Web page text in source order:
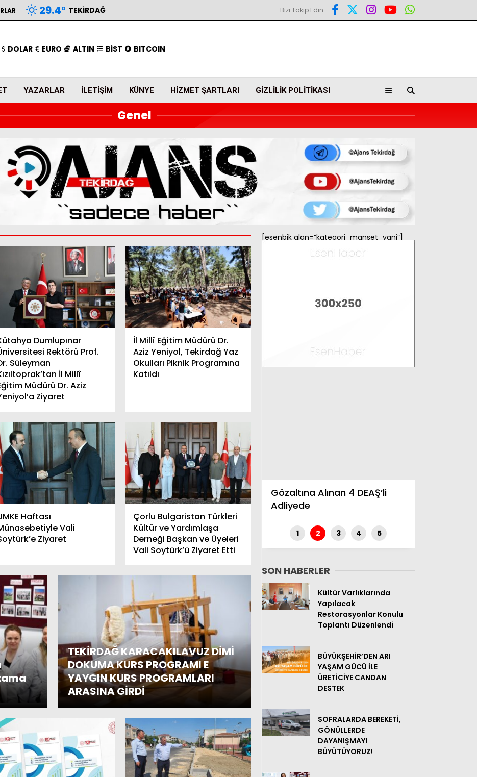
29.4° TEKIRDAĞ Bizi Takip Edin
DOLAR EURO ALTIN BİST BITCOIN
YAZARLAR İLETIŞIM KÜNYE HIZMET ŞARTLARI GIZLILIK POLITIKASI
Genel
Dumlupınar
Rektörü Prof.
Süleyman
İl Millî
Müdürü Dr. Aziz
Ziyaret
İl Millî Eğitim Müdürü Dr.
Aziz Yeniyol, Tekirdağ Yaz
Okulları Piknik Programına
Katıldı
Haftası
Vali
Ziyaret
Çorlu Bulgaristan Türkleri
Kültür ve Yardımlaşa
Derneği Başkan ve Üyeleri
Vali Soytürk’ü Ziyaret Etti
TEKİRDAĞ KARACAKILAVUZ DİMİ
DOKUMA KURS PROGRAMI E
YAYGIN KURS PROGRAMLARI
ARASINA GİRDİ
[esenbik alan=”kategori_manset_yani”]
ORGANLARI UMUT
Gözaltına Alınan 4 DEAŞ’li
Adliyede
Tekirdağ Valiliği Engelleri
Kaldırıyor
1 2 3 4 5
SON HABERLER
Kültür Varlıklarında
Yapılacak
Restorasyonlar Konulu
Toplantı Düzenlendi
BÜYÜKŞEHİR’DEN ARI
YAŞAM GÜCÜ İLE
ÜRETİCİYE CANDAN
DESTEK
SOFRALARDA BEREKETİ,
GÖNÜLLERDE
DAYANIŞMAYI
BÜYÜTÜYORUZ!